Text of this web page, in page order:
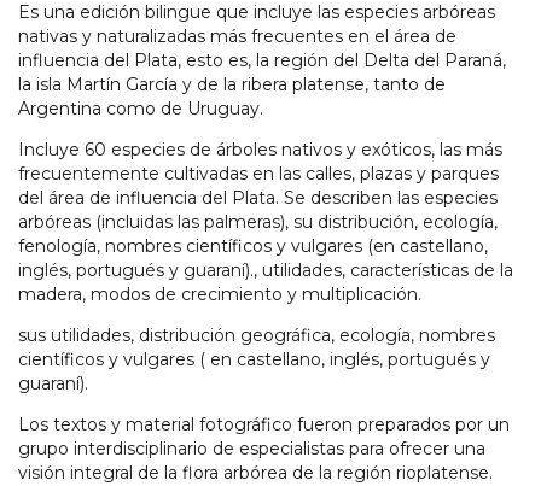
Es una edición bilingue que incluye las especies arbóreas
nativas y naturalizadas más frecuentes en el área de
influencia del Plata, esto es, la región del Delta del Paraná,
la isla Martín García y de la ribera platense, tanto de
Argentina como de Uruguay.
Incluye 60 especies de árboles nativos y exóticos, las más
frecuentemente cultivadas en las calles, plazas y parques
del área de influencia del Plata. Se describen las especies
arbóreas (incluidas las palmeras), su distribución, ecología,
fenología, nombres científicos y vulgares (en castellano,
inglés, portugués y guaraní)., utilidades, características de la
madera, modos de crecimiento y multiplicación.
sus utilidades, distribución geográfica, ecología, nombres
científicos y vulgares ( en castellano, inglés, portugués y
guaraní).
Los textos y material fotográfico fueron preparados por un
grupo interdisciplinario de especialistas para ofrecer una
visión integral de la flora arbórea de la región rioplatense.